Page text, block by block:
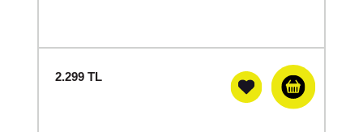
2.299 TL